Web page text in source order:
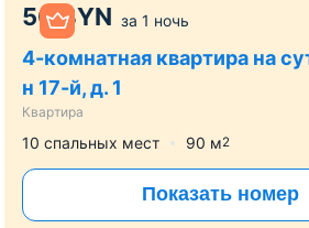
50 BYN за 1 ночь
4-комнатная квартира на
н 17-й, д. 1
Квартира
10 спальных мест 90 м2
Показать номер